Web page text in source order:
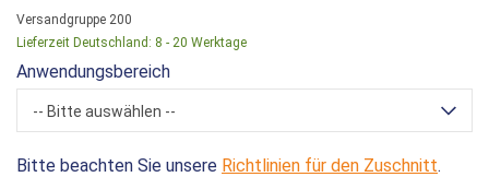
Versandgruppe 200
Lieferzeit Deutschland: 8 - 20 Werktage
Anwendungsbereich
-- Bitte auswählen --
Bitte beachten Sie unsere Richtlinien für den Zuschnitt.